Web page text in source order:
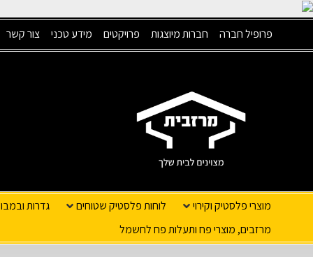
פרופיל חברה חברות מיוצגות פרויקטים מידע טכני צור קשר
מוצרי פלסטיק וקירוי לוחות פלסטיק שטוחים גדרות
מרזבים, מוצרי פח ותעלות פח לחשמל